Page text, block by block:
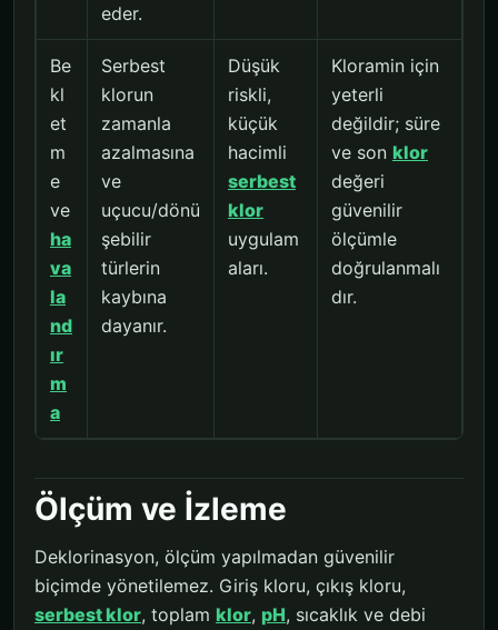
eder.
Be
kl
et
m
e
ve
ha
va
la
nd
ır
m
a
Serbest
klorun
zamanla
azalmasına
ve
uçucu/dönü
şebilir
türlerin
kaybına
dayanır.
Düşük
riskli,
küçük
hacimli
serbest
klor
uygulam
aları.
Kloramin için
yeterli
değildir; süre
ve son klor
değeri
güvenilir
ölçümle
doğrulanmalı
dır.
Ölçüm ve İzleme
Deklorinasyon, ölçüm yapılmadan güvenilir
biçimde yönetilemez. Giriş kloru, çıkış kloru,
serbest klor, toplam klor, pH, sıcaklık ve debi